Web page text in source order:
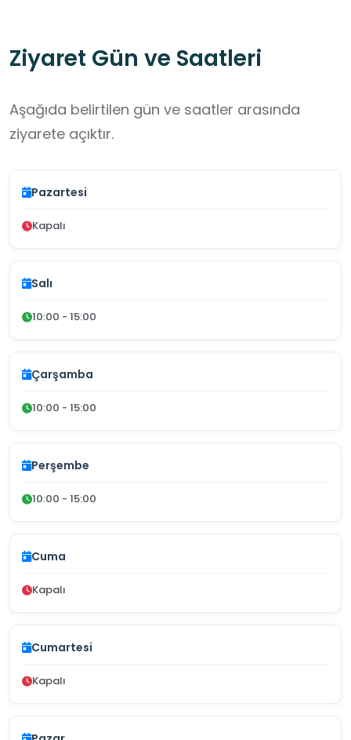
Ziyaret Gün ve Saatleri
Aşağıda belirtilen gün ve saatler arasında
ziyarete açıktır.
Pazartesi
Kapalı
Salı
10:00 - 15:00
Çarşamba
10:00 - 15:00
Perşembe
10:00 - 15:00
Cuma
Kapalı
Cumartesi
Kapalı